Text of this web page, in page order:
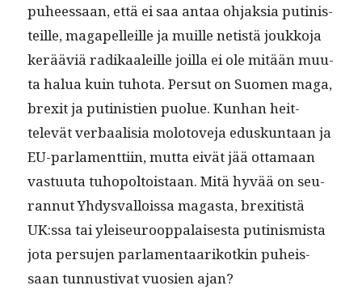
puheessaan, että ei saa antaa ohjak­sia putin­is­
teille, mag­a­pelleille ja muille netistä joukko­ja
kerääviä radikaaleille joil­la ei ole mitään muu­
ta halua kuin tuho­ta. Per­sut on Suomen maga,
brex­it ja putin­istien puolue. Kun­han heit­
televät ver­baal­isia molo­tove­ja eduskun­taan ja
EU-par­la­ment­ti­in, mut­ta eivät jää otta­maan
vas­tu­u­ta tuhopoltois­taan. Mitä hyvää on seu­
ran­nut Yhdys­val­lois­sa mag­a­s­ta, brexi­tistä
UK:ssa tai yleiseu­roop­palais­es­ta putin­is­mista
jota per­su­jen par­la­men­taarikotkin puheis­
saan tun­nus­ti­vat vuosien ajan?